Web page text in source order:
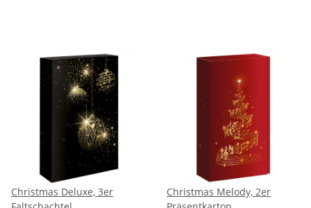
Christmas Deluxe, 3er
Christmas Melody, 2er